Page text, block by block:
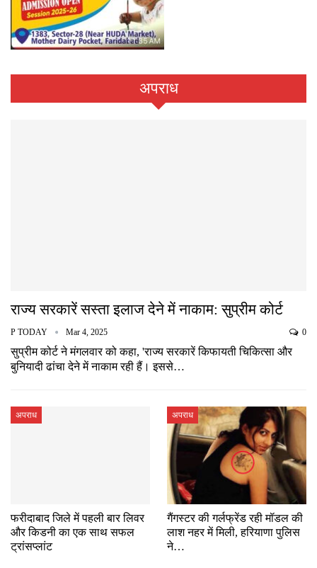
अपराध
राज्य सरकारें सस्ता इलाज देने में नाकाम: सुप्रीम कोर्ट
P TODAY Mar 4, 2025 0
सुप्रीम कोर्ट ने मंगलवार को कहा, 'राज्य सरकारें किफायती चिकित्सा और
बुनियादी ढांचा देने में नाकाम रही हैं। इससे…
अपराध
फरीदाबाद जिले में पहली बार लिवर
और किडनी का एक साथ सफल
ट्रांसप्लांट
अपराध
गैंगस्टर की गर्लफ्रेंड रही मॉडल की
लाश नहर में मिली, हरियाणा पुलिस
ने…